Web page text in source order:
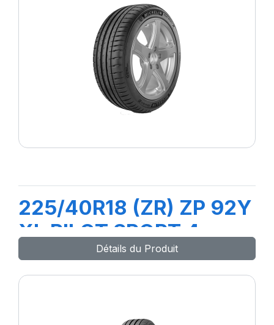
225/40R18 (ZR) ZP 92Y
XL PILOT SPORT 4
Détails du Produit